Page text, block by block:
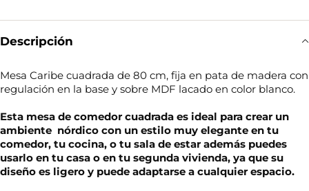
Descripción
Mesa Caribe cuadrada de 80 cm, fija en pata de madera con
regulación en la base y sobre MDF lacado en color blanco.
Esta mesa de comedor cuadrada es ideal para crear un
ambiente nórdico con un estilo muy elegante en tu
comedor, tu cocina, o tu sala de estar además puedes
usarlo en tu casa o en tu segunda vivienda, ya que su
diseño es ligero y puede adaptarse a cualquier espacio.